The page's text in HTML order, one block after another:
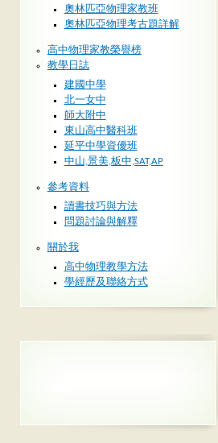
奧林匹亞物理家教班
奧林匹亞物理考古題詳解
高中物理家教榮譽榜
教學日誌
建國中學
北一女中
師大附中
東山高中醫科班
延平中學資優班
中山,景美,板中,SAT,AP
參考資料
讀書技巧與方法
問題討論與解釋
關於我
高中物理教學方法
學經歷及聯絡方式